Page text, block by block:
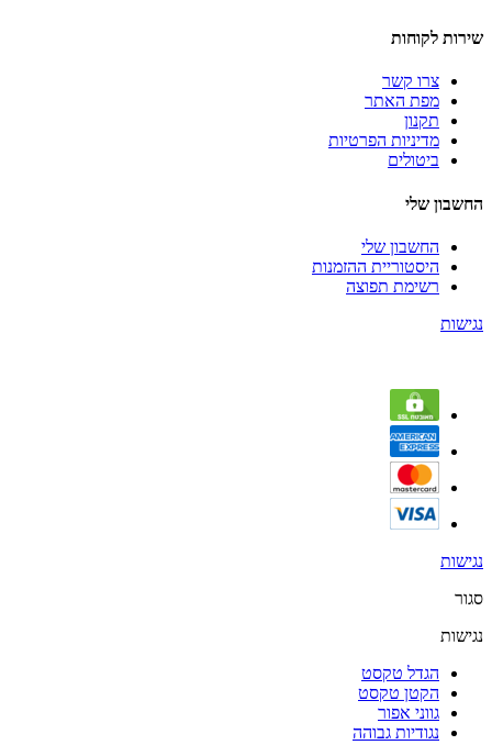
שירות לקוחות
צרו קשר
מפת האתר
תקנון
מדיניות הפרטיות
ביטולים
החשבון שלי
החשבון שלי
היסטוריית ההזמנות
רשימת תפוצה
נגישות
נגישות
סגור
נגישות
הגדל טקסט
הקטן טקסט
גווני אפור
נגודיות גבוהה